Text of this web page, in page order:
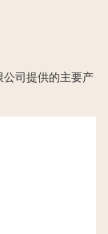
司提供的主要产